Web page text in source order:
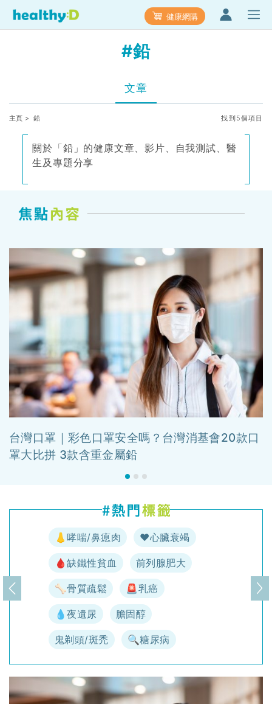
健康網購
#鉛
文章
主頁 > 鉛 找到5個項目
關於「鉛」的健康文章、影片、自我測試、醫
生及專題分享
台灣口罩｜彩色口罩安全嗎？台灣消基會20款口
罩大比拼 3款含重金屬鉛
👃哮喘/鼻瘜肉 ♥️心臟衰竭
🩸缺鐵性貧血 前列腺肥大
🦴骨質疏鬆 🚨乳癌
💧夜遺尿 膽固醇
鬼剃頭/斑禿 🔍糖尿病
上一頁 下